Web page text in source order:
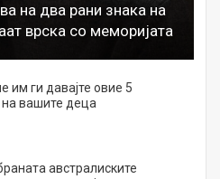
на два рани знака на
врска со меморијата
им ги давајте овие 5
вашите деца
австралиските